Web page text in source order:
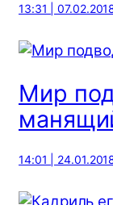
13:31 |
Мир
14:01 |